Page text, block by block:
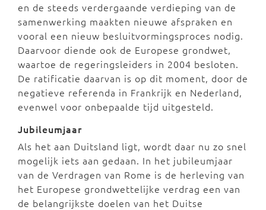
en de steeds verdergaande verdieping van de
samenwerking maakten nieuwe afspraken en
vooral een nieuw besluitvormingsproces nodig.
Daarvoor diende ook de Europese grondwet,
waartoe de regeringsleiders in 2004 besloten.
De ratificatie daarvan is op dit moment, door de
negatieve referenda in Frankrijk en Nederland,
evenwel voor onbepaalde tijd uitgesteld.
Jubileumjaar
Als het aan Duitsland ligt, wordt daar nu zo snel
mogelijk iets aan gedaan. In het jubileumjaar
van de Verdragen van Rome is de herleving van
het Europese grondwettelijke verdrag een van
de belangrijkste doelen van het Duitse